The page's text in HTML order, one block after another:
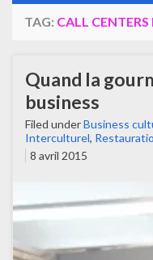
TAG: CALL CENTERS
Quand la
business
Filed underBusiness
Interculturel,
8 avril 2015